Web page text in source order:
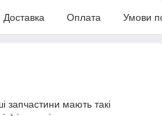
Доставка Оплата Умови
запчастини мають такі